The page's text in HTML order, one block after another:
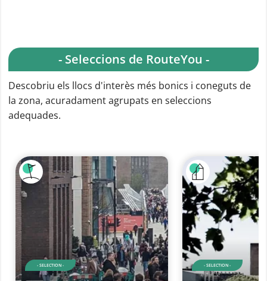
- Seleccions de RouteYou -
Descobriu els llocs d'interès més bonics i coneguts de
la zona, acuradament agrupats en seleccions
adequades.
- SELECTION - - SELECTION -